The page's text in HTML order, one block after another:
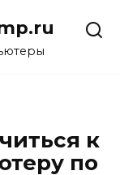
к
по